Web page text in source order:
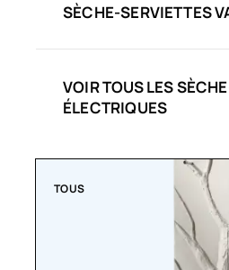
SÈCHE-SERVIETTES
VOIR TOUS LES
ÉLECTRIQUES
TOUS